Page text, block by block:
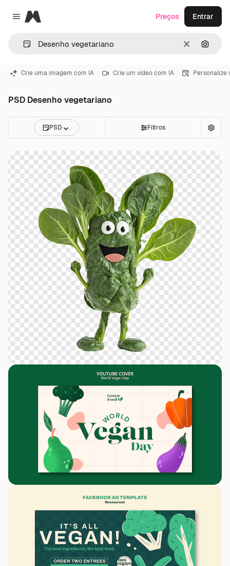
Close menu
Magnific
Limpar
Preços Entrar
Crie uma imagem com IA Crie um vídeo com IA Personalize
PSD Desenho vegetariano
PSD Filtros